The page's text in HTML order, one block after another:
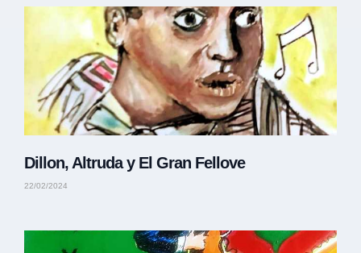
Dillon, Altruda y El Gran Fellove
22/02/2024